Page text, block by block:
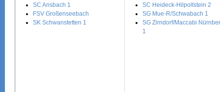
SC Ansbach 1
FSV Großenseebach
SK Schwanstetten 1
SC Heideck-Hilpoltstein 2
SG Mue-R/Schwabach 1
SG Zirndorf/Maccabi
1